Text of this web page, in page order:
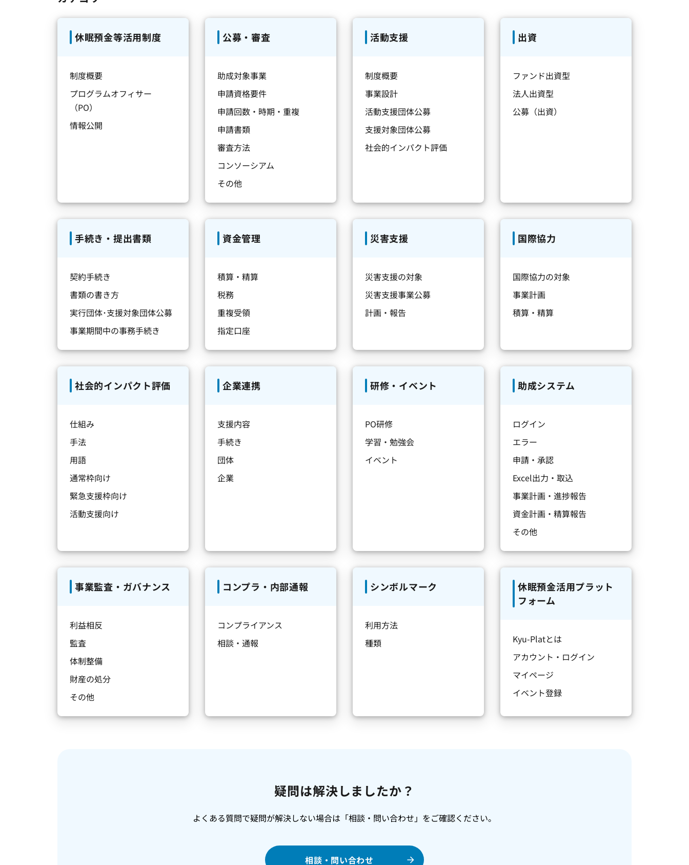
休眠預金等活用制度
制度概要
プログラムオフィサー
（PO）
情報公開
公募・審査
助成対象事業
申請資格要件
申請回数・時期・重複
申請書類
審査方法
コンソーシアム
その他
活動支援
制度概要
事業設計
活動支援団体公募
支援対象団体公募
社会的インパクト評価
出資
ファンド出資型
法人出資型
公募（出資）
手続き・提出書類
契約手続き
書類の書き方
実行団体･支援対象団体公募
事業期間中の事務手続き
資金管理
積算・精算
税務
重複受領
指定口座
災害支援
災害支援の対象
災害支援事業公募
計画・報告
国際協力
国際協力の対象
事業計画
積算・精算
社会的インパクト評価
仕組み
手法
用語
通常枠向け
緊急支援枠向け
活動支援向け
企業連携
支援内容
手続き
団体
企業
研修・イベント
PO研修
学習・勉強会
イベント
助成システム
ログイン
エラー
申請・承認
Excel出力・取込
事業計画・進捗報告
資金計画・精算報告
その他
事業監査・ガバナンス
利益相反
監査
体制整備
財産の処分
その他
コンプラ・内部通報
コンプライアンス
相談・通報
シンボルマーク
利用方法
種類
休眠預金活用プラット
フォーム
Kyu-Platとは
アカウント・ログイン
マイページ
イベント登録
疑問は解決しましたか？
よくある質問で疑問が解決しない場合は「相談・問い合わせ」をご確認ください。
相談・問い合わせ